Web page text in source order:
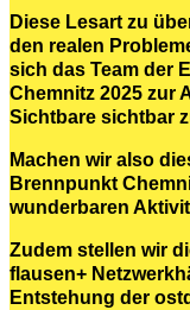
Diese Lesart zu
den realen
sich das Team der
Chemnitz 2025 zur
Sichtbare sichtbar
Machen wir also
Brennpunkt
wunderbaren
Zudem stellen wir
flausen+
Entstehung der